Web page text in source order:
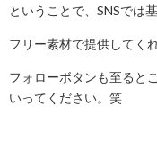
ということで、SNSでは
フリー素材で提供してく
フォローボタンも至ると
いってください。笑